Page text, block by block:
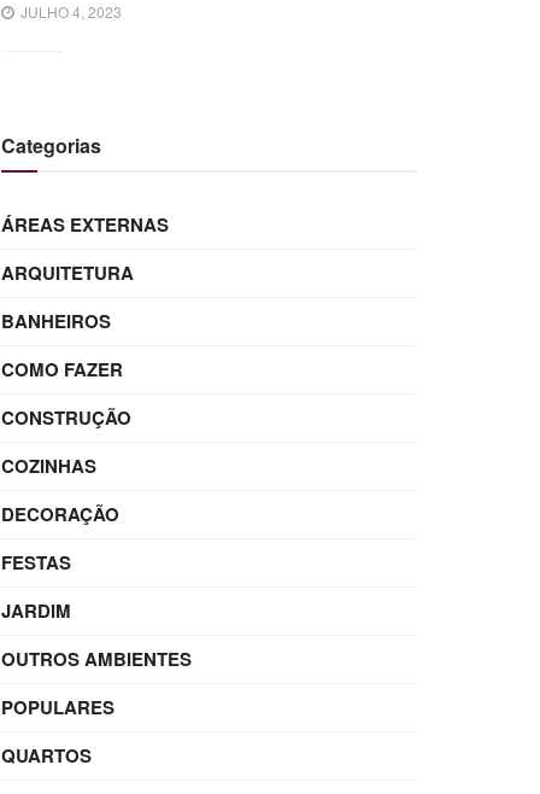
JULHO 4, 2023
Categorias
ÁREAS EXTERNAS
ARQUITETURA
BANHEIROS
COMO FAZER
CONSTRUÇÃO
COZINHAS
DECORAÇÃO
FESTAS
JARDIM
OUTROS AMBIENTES
POPULARES
QUARTOS